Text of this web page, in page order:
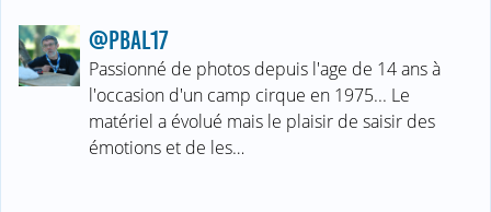
@PBAL17
Passionné de photos depuis l'age de 14 ans à
l'occasion d'un camp cirque en 1975... Le
matériel a évolué mais le plaisir de saisir des
émotions et de les…